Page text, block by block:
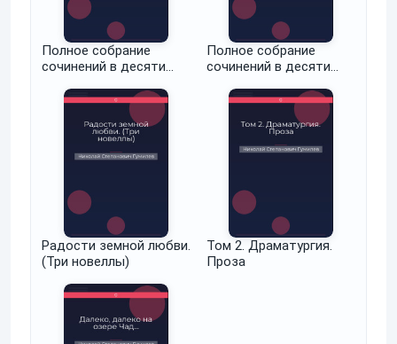
Полное собрание
сочинений в десяти
Полное собрание
сочинений в десяти
(1911–1921)
Радости земной любви.
(Три новеллы)
Том 2. Драматургия.
Проза